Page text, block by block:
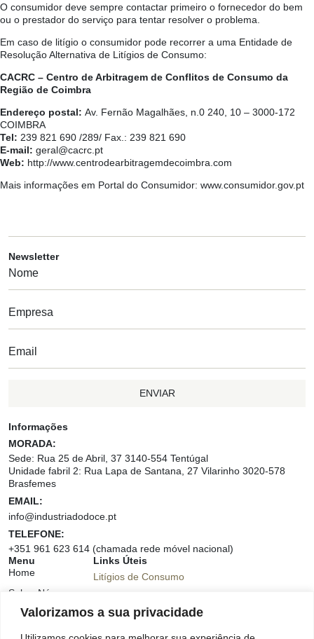
Valorizamos a sua privacidade
O consumidor deve sempre contactar primeiro o fornecedor do bem
ou o prestador do serviço para tentar resolver o problema.
Em caso de litígio o consumidor pode recorrer a uma Entidade de
Resolução Alternativa de Litígios de Consumo:
CACRC – Centro de Arbitragem de Conflitos de Consumo da
Região de Coimbra
Endereço postal: Av. Fernão Magalhães, n.0 240, 10 – 3000-172
COIMBRA
Tel: 239 821 690 /289/ Fax.: 239 821 690
E-mail: geral@cacrc.pt
Web: http://www.centrodearbitragemdecoimbra.com
Mais informações em Portal do Consumidor: www.consumidor.gov.pt
Newsletter
ENVIAR
Informações
MORADA:
Sede: Rua 25 de Abril, 37 3140-554 Tentúgal
Unidade fabril 2: Rua Lapa de Santana, 27 Vilarinho 3020-578
Brasfemes
EMAIL:
info@industriadodoce.pt
TELEFONE:
+351 961 623 614 (chamada rede móvel nacional)
Menu
Home
Sobre Nós
Produtos
Contactos
Links Úteis
Litígios de Consumo
Política e Privacidade